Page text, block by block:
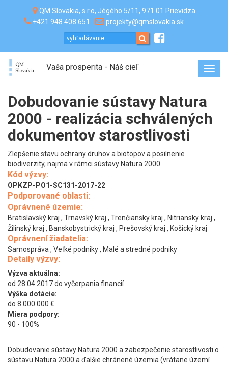
QM Slovakia, s.r.o, Jégého 5/11, 971 01 Prievidza
+421 948 408 651
projekty@qmslovakia.sk
Vaša prosperita - Náš cieľ
Dobudovanie sústavy Natura
2000 - realizácia schválených
dokumentov starostlivosti
Zlepšenie stavu ochrany druhov a biotopov a posilnenie
biodiverzity, najmä v rámci sústavy Natura 2000
Kód výzvy:
OPKZP-PO1-SC131-2017-22
Podporované oblasti:
Oprávnené územie:
Bratislavský kraj , Trnavský kraj , Trenčiansky kraj , Nitriansky kraj ,
Žilinský kraj , Banskobystrický kraj , Prešovský kraj , Košický kraj
Oprávnení žiadatelia:
Samospráva , Veľké podniky , Malé a stredné podniky
Detaily výzvy:
Výzva aktuálna:
od 28.04.2017 do vyčerpania financií
Výška dotácie:
do 8 000 000 €
Miera podpory:
90 - 100%
Dobudovanie sústavy Natura 2000 a zabezpečenie starostlivosti o
sústavu Natura 2000 a ďalšie chránené územia (vrátane území